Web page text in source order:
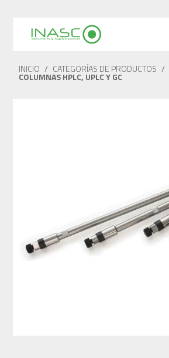
INICIO / CATEGORÍAS DE PRODUCTOS /
COLUMNAS HPLC, UPLC Y GC